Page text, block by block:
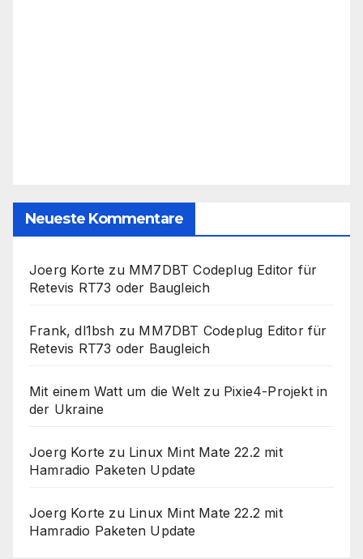
Neueste Kommentare
Joerg Korte zu MM7DBT Codeplug Editor für
Retevis RT73 oder Baugleich
Frank, dl1bsh zu MM7DBT Codeplug Editor für
Retevis RT73 oder Baugleich
Mit einem Watt um die Welt zu Pixie4-Projekt in
der Ukraine
Joerg Korte zu Linux Mint Mate 22.2 mit
Hamradio Paketen Update
Joerg Korte zu Linux Mint Mate 22.2 mit
Hamradio Paketen Update